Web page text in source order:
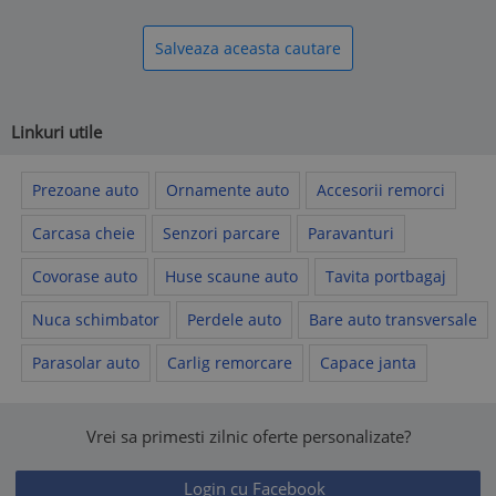
Salveaza aceasta cautare
Linkuri utile
Prezoane auto Ornamente auto Accesorii remorci
Carcasa cheie Senzori parcare Paravanturi
Covorase auto Huse scaune auto Tavita portbagaj
Nuca schimbator Perdele auto Bare auto transversale
Parasolar auto Carlig remorcare Capace janta
Vrei sa primesti zilnic oferte personalizate?
Login cu Facebook